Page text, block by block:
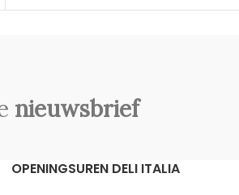
nieuwsbrief
OPENINGSUREN DELI ITALIA